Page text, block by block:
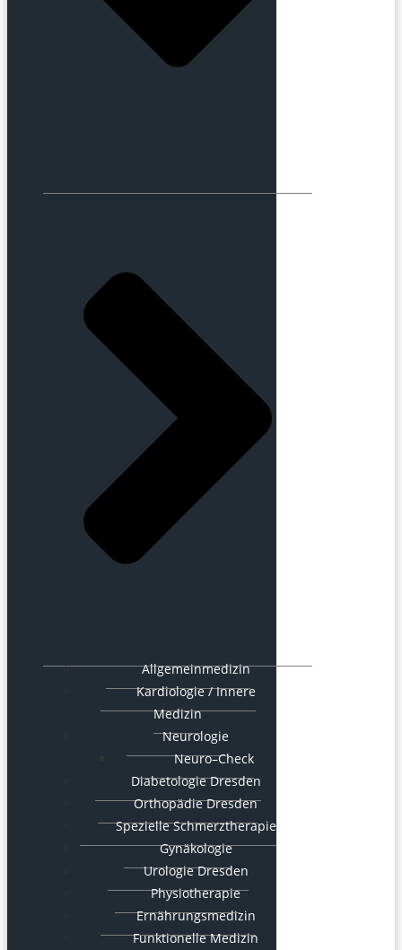
Allgemeinmedizin
Kardiologie / Innere
Medizin
Neurologie
Neuro–Check
Diabetologie Dresden
Orthopädie Dresden
Spezielle Schmerztherapie
Gynäkologie
Urologie Dresden
Physiotherapie
Ernährungsmedizin
Funktionelle Medizin